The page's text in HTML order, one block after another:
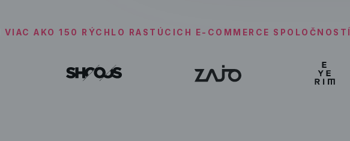
VIAC AKO 150 RÝCHLO RASTÚCICH E-COMMERCE SPOLOČNOSTÍ